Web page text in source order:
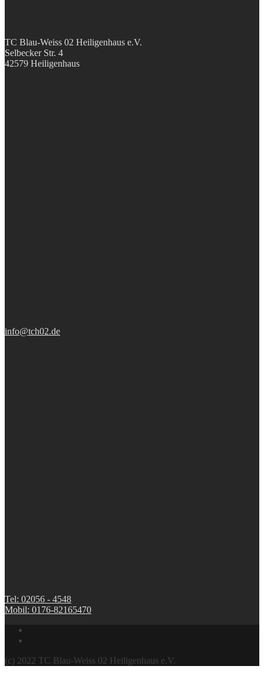
TC Blau-Weiss 02 Heiligenhaus e.V.
Selbecker Str. 4
42579 Heiligenhaus
info@tch02.de
Tel: 02056 - 4548
Mobil: 0176-82165470
(c) 2022 TC Blau-Weiss 02 Heiligenhaus e.V.